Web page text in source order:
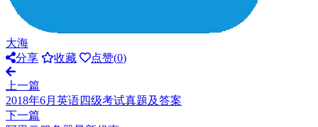
大海
分享
收藏 点赞(0)
上一篇
2018年6月英语四级考试真题及答案
下一篇